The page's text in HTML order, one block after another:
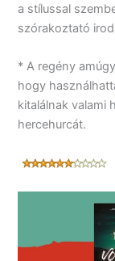
a stílussal
szórakoztató
* A regény
hogy
kitalálnak valami
hercehurcát.